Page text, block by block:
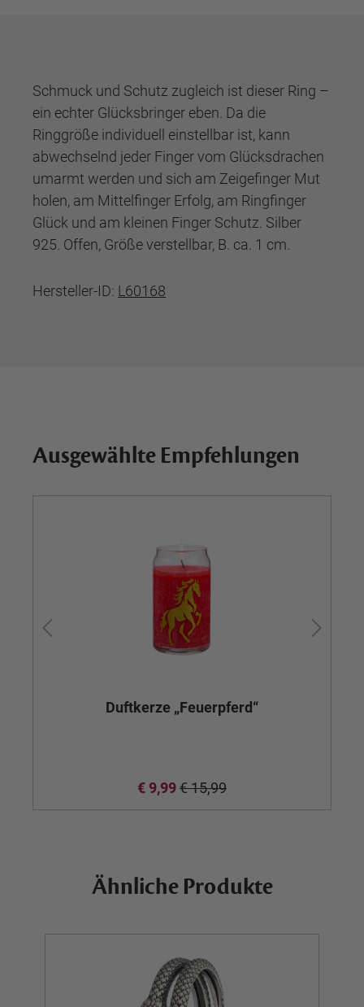
Schmuck und Schutz zugleich ist dieser Ring –
ein echter Glücksbringer eben. Da die
Ringgröße individuell einstellbar ist, kann
abwechselnd jeder Finger vom Glücksdrachen
umarmt werden und sich am Zeigefinger Mut
holen, am Mittelfinger Erfolg, am Ringfinger
Glück und am kleinen Finger Schutz. Silber
925. Offen, Größe verstellbar, B. ca. 1 cm.
Hersteller-ID: L60168
Ausgewählte Empfehlungen
Duftkerze „Feuerpferd“
€ 9,99€ 15,99
Ähnliche Produkte